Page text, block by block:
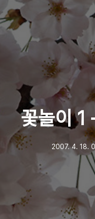
꽃놀이 1
2007. 4. 18.